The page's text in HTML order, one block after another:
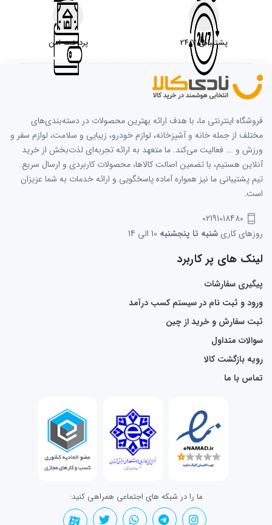
پشتیبانی 24/7 پرداخت امن
فروشگاه اینترنتی ما، با هدف ارائه بهترین محصولات در دسته‌بندی‌های
مختلف از جمله خانه و آشپزخانه، لوازم خودرو، زیبایی و سلامت، لوازم سفر و
ورزش و ... فعالیت می‌کند. ما متعهد به ارائه تجربه‌ای لذت‌بخش از خرید
آنلاین هستیم، با تضمین اصالت کالاها، محصولات کاربردی و ارسال سریع.
تیم پشتیبانی ما نیز همواره آماده پاسخگویی و ارائه خدمات به شما عزیزان
است.
02191018480
روزهای کاریشنبه تا پنجشنبه
لینک های پر کاربرد
پیگیری سفارشات
ورود و ثبت نام در سیستم کسب درآمد
ثبت سفارش و خرید از چین
سوالات متداول
رویه بازگشت کالا
تماس با ما
ما را در شبکه های اجتماعی همراهی کنید: